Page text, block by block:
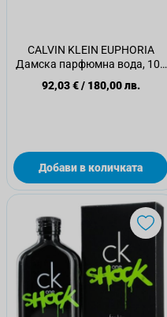
CALVIN KLEIN EUPHORIA
Дамска парфюмна вода, 100
мл
92,03 €/ 180,00 лв.
Добави в количката